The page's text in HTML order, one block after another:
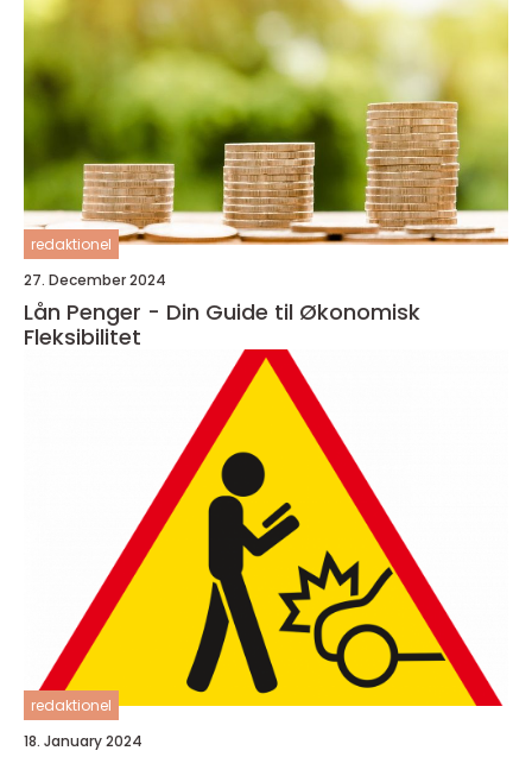
redaktionel
27. December 2024
Lån Penger - Din Guide til Økonomisk
Fleksibilitet
redaktionel
18. January 2024